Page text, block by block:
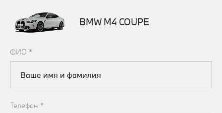
BMW M4 COUPE
ФИО *
Телефон *